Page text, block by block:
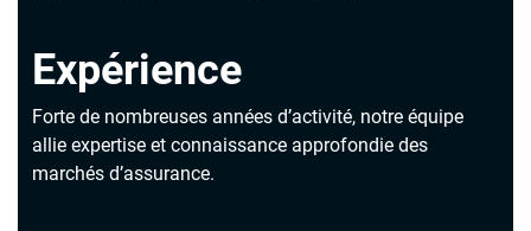
Expérience
Forte de nombreuses années d’activité, notre équipe
allie expertise et connaissance approfondie des
marchés d’assurance.